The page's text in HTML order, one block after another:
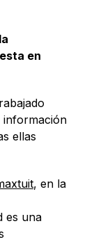
en
información
ellas
, en la
es una